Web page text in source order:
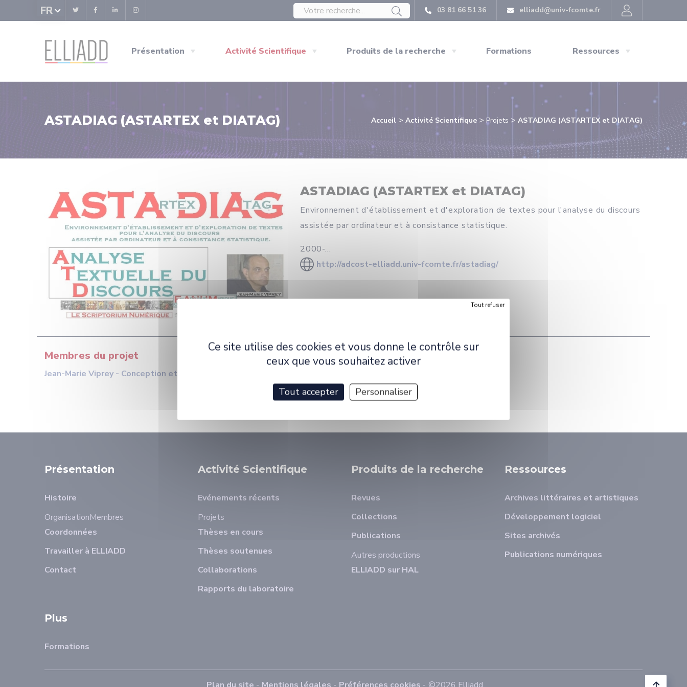
03 81 66 51 36 elliadd@univ-fcomte.fr
Présentation Activité Scientifique Produits de la recherche Formations Ressources
FR
ASTADIAG (ASTARTEX et DIATAG) Accueil > Activité Scientifique > Projets > ASTADIAG (ASTARTEX et DIATAG)
ASTADIAG (ASTARTEX et DIATAG)
Environnement d'établissement et d'exploration de textes pour l'analyse du discours
assistée par ordinateur et à consistance statistique.
2000-...
http://adcost-elliadd.univ-fcomte.fr/astadiag/
Membres du projet
Jean-Marie Viprey - Conception et développement
Présentation
Histoire
OrganisationMembres
Coordonnées
Travailler à ELLIADD
Contact
Activité Scientifique
Evénements récents
Projets
Thèses en cours
Thèses soutenues
Collaborations
Rapports du laboratoire
Produits de la recherche
Revues
Collections
Publications
Autres productions
ELLIADD sur HAL
Ressources
Archives littéraires et artistiques
Développement logiciel
Sites archivés
Publications numériques
Plus
Formations
Panneau de gestion des cookies
Ce site utilise des cookies et vous donne le contrôle sur
ceux que vous souhaitez activer
Tout accepter
Tout refuser
Personnaliser